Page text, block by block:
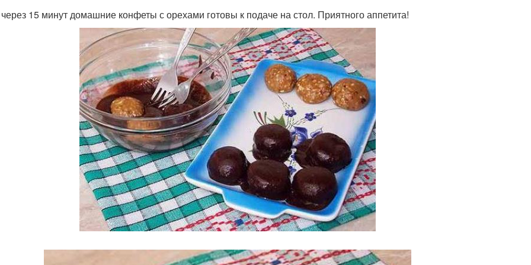
15 минут домашние конфеты с орехами готовы к подаче на стол. Приятного аппетита!